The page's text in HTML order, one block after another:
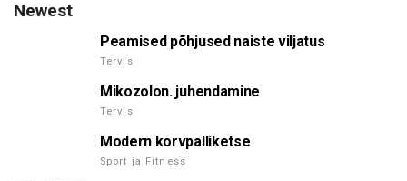
Newest
Peamised põhjused naiste viljatus
Tervis
Mikozolon. juhendamine
Tervis
Modern korvpalliketse
Sport ja Fitness